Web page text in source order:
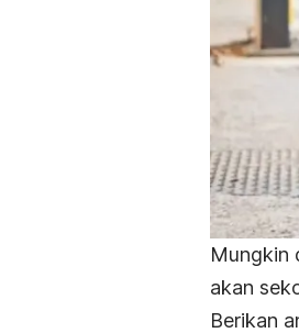
Mungkin
akan
Berikan